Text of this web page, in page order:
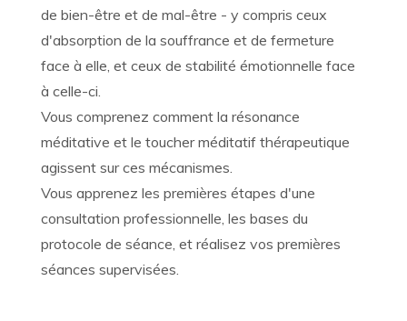
de bien-être et de mal-être - y compris ceux
d'absorption de la souffrance et de fermeture
face à elle, et ceux de stabilité émotionnelle face
à celle-ci.
Vous comprenez comment la résonance
méditative et le toucher méditatif thérapeutique
agissent sur ces mécanismes.
Vous apprenez les premières étapes d'une
consultation professionnelle, les bases du
protocole de séance, et réalisez vos premières
séances supervisées.